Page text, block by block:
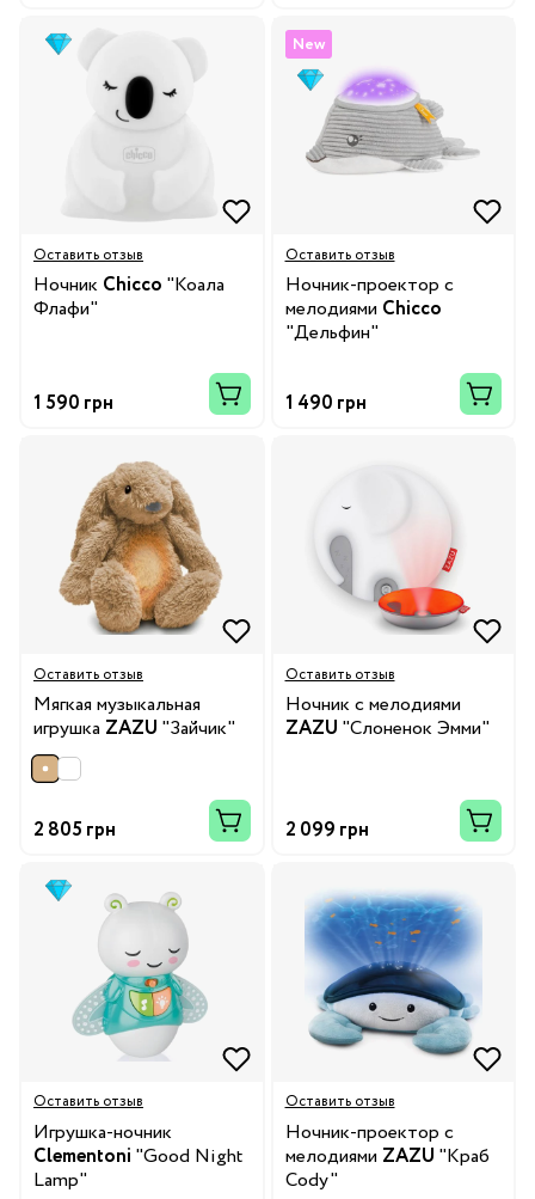
Оставить отзыв
Ночник Chicco "Коала
Флафи"
1 590 грн
New
Оставить отзыв
Ночник-проектор с
мелодиями Chicco
"Дельфин"
1 490 грн
Оставить отзыв
Мягкая музыкальная
игрушка ZAZU "Зайчик"
2 805 грн
Оставить отзыв
Ночник с мелодиями
ZAZU "Слоненок Эмми"
2 099 грн
Оставить отзыв
Игрушка-ночник
Clementoni "Good Night
Lamp"
Оставить отзыв
Ночник-проектор с
мелодиями ZAZU "Краб
Cody"